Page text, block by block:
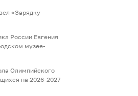
«Зарядку
России Евгения
музее-
Олимпийского
на 2026-2027